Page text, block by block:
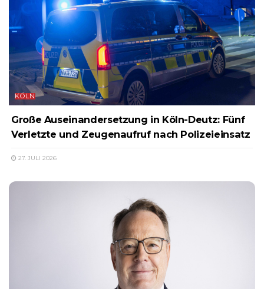
KÖLN
Große Auseinandersetzung in Köln-Deutz: Fünf
Verletzte und Zeugenaufruf nach Polizeieinsatz
27. JULI 2026